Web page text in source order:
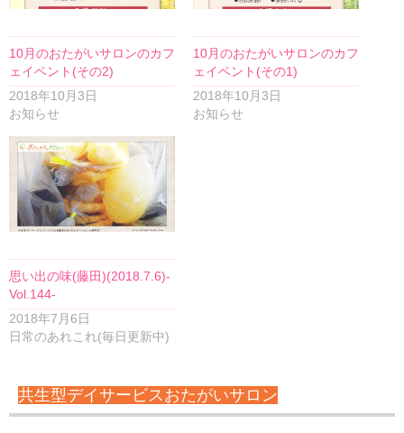
10月のおたがいサロンのカフ
ェイベント(その2)
2018年10月3日
お知らせ
10月のおたがいサロンのカフ
ェイベント(その1)
2018年10月3日
お知らせ
思い出の味(藤田)(2018.7.6)-
Vol.144-
2018年7月6日
日常のあれこれ(毎日更新中)
共生型デイサービスおたがいサロン